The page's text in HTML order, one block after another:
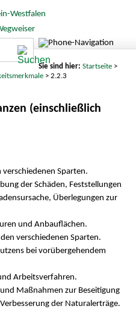
Sie sind hier: Startseite>
> 2.2.3
(einschließlich
Sparten.
der Schäden, Feststellungen
Überlegungen zur
und Anbauflächen.
verschiedenen Sparten.
bei vorübergehendem
Arbeitsverfahren.
Maßnahmen zur Beseitigung
der Naturalerträge.